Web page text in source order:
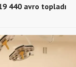
440 avro topladı